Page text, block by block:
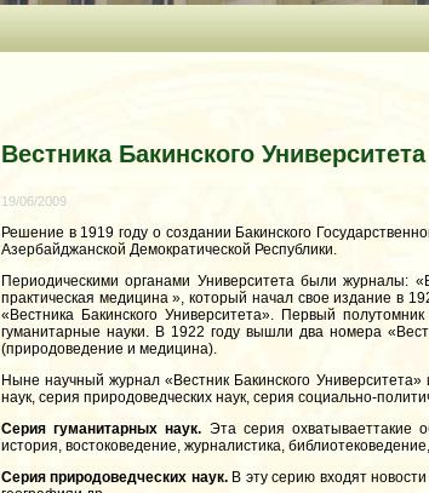
Вестника Бакинского Университета
19/06/2009
Решение в 1919 году о создании Бакинского
Азербайджанской Демократической Республики.
Периодическими органами Университета были журналы:
практическая медицина », который начал свое издание в
«Вестника Бакинского Университета». Первый
гуманитарные науки. В 1922 году вышли два номера
(природоведение и медицина).
Ныне научный журнал «Вестник Бакинского
наук, серия природоведческих наук, серия социально-
Серия гуманитарных наук. Эта серия охватываеттакие
история, востоковедение, журналистика,
Серия природоведческих наук. В эту серию входят